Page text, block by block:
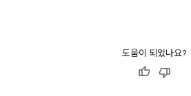
도움이 되었나요?